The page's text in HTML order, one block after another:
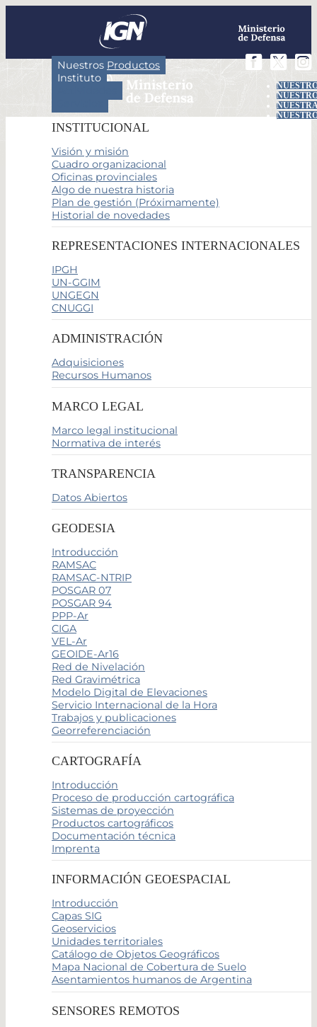
Nuestros Productos
Instituto
INSTITUCIONAL
Visión y misión
Cuadro organizacional
Oficinas provinciales
Algo de nuestra historia
Plan de gestión (Próximamente)
Historial de novedades
REPRESENTACIONES INTERNACIONALES
IPGH
UN-GGIM
UNGEGN
CNUGGI
ADMINISTRACIÓN
Adquisiciones
Recursos Humanos
MARCO LEGAL
Marco legal institucional
Normativa de interés
TRANSPARENCIA
Datos Abiertos
GEODESIA
Introducción
RAMSAC
RAMSAC-NTRIP
POSGAR 07
POSGAR 94
PPP-Ar
CIGA
VEL-Ar
GEOIDE-Ar16
Red de Nivelación
Red Gravimétrica
Modelo Digital de Elevaciones
Servicio Internacional de la Hora
Trabajos y publicaciones
Georreferenciación
CARTOGRAFÍA
Introducción
Proceso de producción cartográfica
Sistemas de proyección
Productos cartográficos
Documentación técnica
Imprenta
INFORMACIÓN GEOESPACIAL
Introducción
Capas SIG
Geoservicios
Unidades territoriales
Catálogo de Objetos Geográficos
Mapa Nacional de Cobertura de Suelo
Asentamientos humanos de Argentina
SENSORES REMOTOS